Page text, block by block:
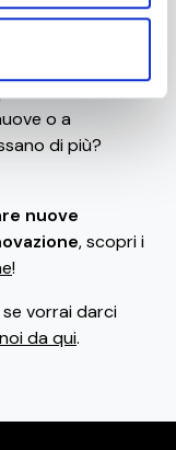
che uccidono
di
o a
di più?
nuove
, scopri i
!
se vorrai darci
da qui.